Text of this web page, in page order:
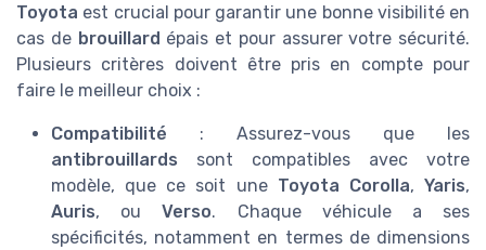
Toyota est crucial pour garantir une bonne visibilité en
cas de brouillard épais et pour assurer votre sécurité.
Plusieurs critères doivent être pris en compte pour
faire le meilleur choix :
Compatibilité : Assurez-vous que les
antibrouillards sont compatibles avec votre
modèle, que ce soit une Toyota Corolla,Yaris,
Auris, ouVerso. Chaque véhicule a ses
spécificités, notamment en termes de dimensions